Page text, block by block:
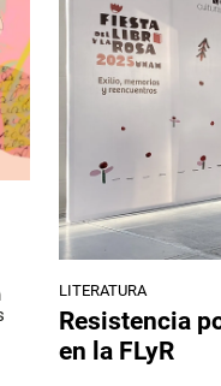
LITERATURA
Resistencia
en la FLyR